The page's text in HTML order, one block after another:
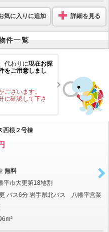
気に入りに追加 詳細を見る
件一覧
代わりに現在お探
をご用意しまし
ございます。
に確認して下さ
西根２号棟
無料
平市大更第18地割
バス6分 岩手県北バス 八幡平営業